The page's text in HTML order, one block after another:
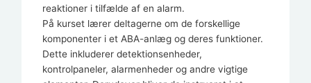
reaktioner i tilfælde af en alarm.
På kurset lærer deltagerne om de forskellige
komponenter i et ABA-anlæg og deres funktioner.
Dette inkluderer detektionsenheder,
kontrolpaneler, alarmenheder og andre vigtige